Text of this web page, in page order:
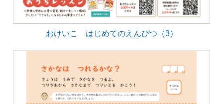
おけいこ はじめてのえんぴつ（3）